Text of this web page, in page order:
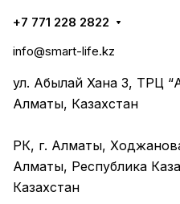
+7 771 228 2822
info@smart-life.kz
ул. Абылай Хана 3, ТРЦ
Алматы, Казахстан
РК, г. Алматы,
Алматы, Республика
Казахстан